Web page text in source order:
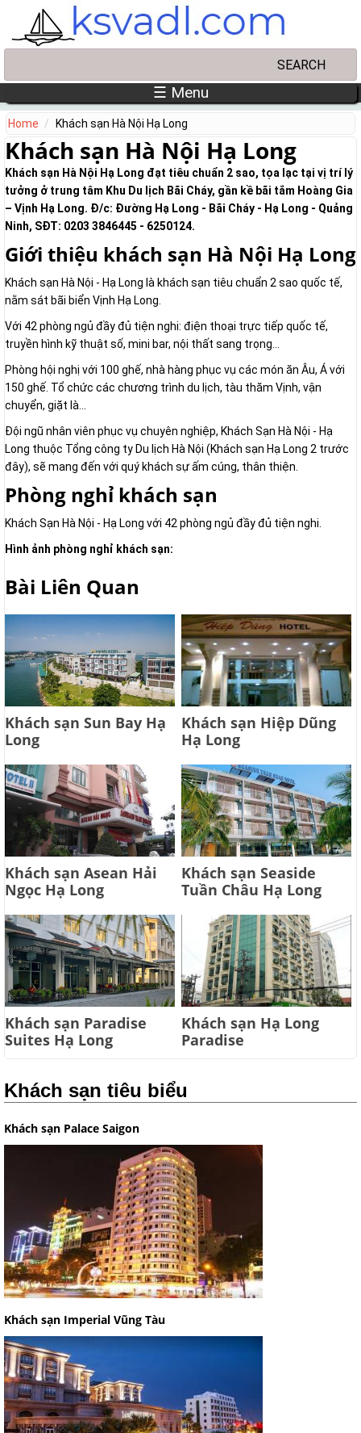
Skip to main content
☰ Menu
Home Khách sạn Hà Nội Hạ Long
Khách sạn Hà Nội Hạ Long
Khách sạn Hà Nội Hạ Long đạt tiêu chuẩn 2 sao, tọa lạc tại vị trí lý
tưởng ở trung tâm Khu Du lịch Bãi Cháy, gần kề bãi tắm Hoàng Gia
– Vịnh Hạ Long. Đ/c: Đường Hạ Long - Bãi Cháy - Hạ Long - Quảng
Ninh, SĐT: 0203 3846445 - 6250124.
Giới thiệu khách sạn Hà Nội Hạ Long
Khách sạn Hà Nội - Hạ Long là khách sạn tiêu chuẩn 2 sao quốc tế,
nằm sát bãi biển Vịnh Hạ Long.
Với 42 phòng ngủ đầy đủ tiện nghi: điện thoại trực tiếp quốc tế,
truyền hình kỹ thuật số, mini bar, nội thất sang trọng...
Phòng hội nghị với 100 ghế, nhà hàng phục vụ các món ăn Âu, Á với
150 ghế. Tổ chức các chương trình du lịch, tàu thăm Vịnh, vận
chuyển, giặt là...
Đội ngũ nhân viên phục vụ chuyên nghiệp, Khách Sạn Hà Nội - Hạ
Long thuộc Tổng công ty Du lịch Hà Nội (Khách sạn Hạ Long 2 trước
đây), sẽ mang đến với quý khách sự ấm cúng, thân thiện.
Phòng nghỉ khách sạn
Khách Sạn Hà Nội - Hạ Long với 42 phòng ngủ đầy đủ tiện nghi.
Hình ảnh phòng nghỉ khách sạn:
Bài Liên Quan
Khách sạn Sun Bay Hạ
Long
Khách sạn Hiệp Dũng
Hạ Long
Khách sạn Asean Hải
Ngọc Hạ Long
Khách sạn Seaside
Tuần Châu Hạ Long
Khách sạn Paradise
Suites Hạ Long
Khách sạn Hạ Long
Paradise
Khách sạn tiêu biểu
Khách sạn Palace Saigon
Khách sạn Imperial Vũng Tàu